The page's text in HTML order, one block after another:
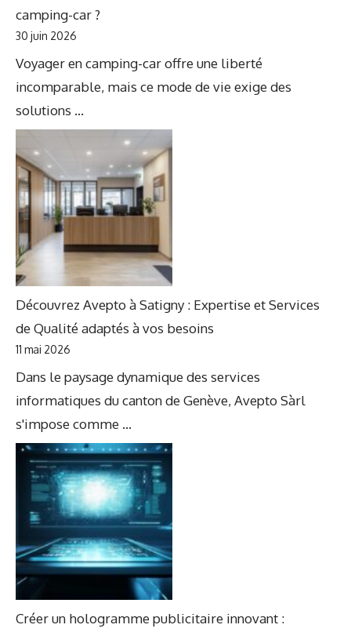
camping-car ?
30 juin 2026
Voyager en camping-car offre une liberté
incomparable, mais ce mode de vie exige des
solutions ...
Découvrez Avepto à Satigny : Expertise et Services
de Qualité adaptés à vos besoins
11 mai 2026
Dans le paysage dynamique des services
informatiques du canton de Genève, Avepto Sàrl
s'impose comme ...
Créer un hologramme publicitaire innovant :